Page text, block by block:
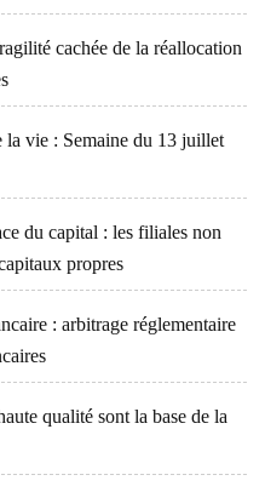
cachée de la réallocation
la vie : Semaine du 13 juillet
du capital : les filiales non
propres
: arbitrage réglementaire
qualité sont la base de la